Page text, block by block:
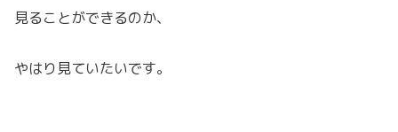
見ることができるのか、
やはり見ていたいです。